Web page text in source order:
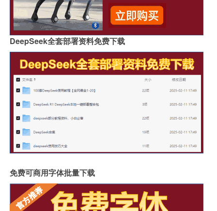
DeepSeek全套部署资料免费下载
免费可商用字体批量下载